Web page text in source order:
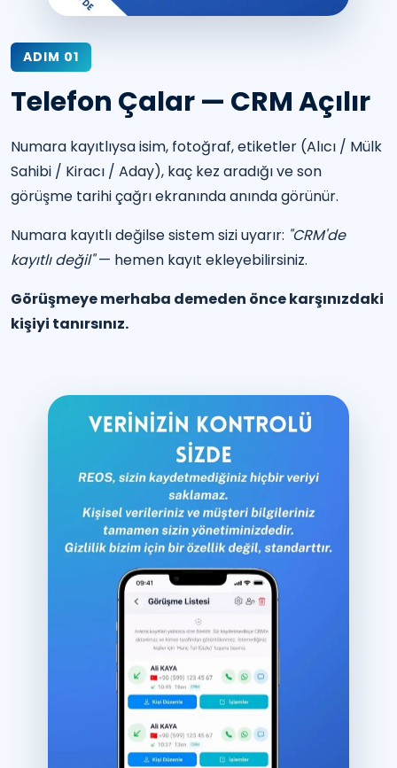
ADIM 01
Telefon Çalar — CRM Açılır
Numara kayıtlıysa isim, fotoğraf, etiketler (Alıcı / Mülk
Sahibi / Kiracı / Aday), kaç kez aradığı ve son
görüşme tarihi çağrı ekranında anında görünür.
Numara kayıtlı değilse sistem sizi uyarır: "CRM'de
kayıtlı değil"— hemen kayıt ekleyebilirsiniz.
Görüşmeye merhaba demeden önce karşınızdaki
kişiyi tanırsınız.